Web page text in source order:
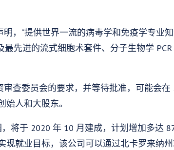
，“提供世界一流的病毒学和免疫学专业
先进的流式细胞术套件、分子生物学
查委员会的要求，并等待批准，可能会在
人和大股东。
将于 2020 年 10 月建成，计划增加多达
就业目标，该公司可以通过北卡罗来纳